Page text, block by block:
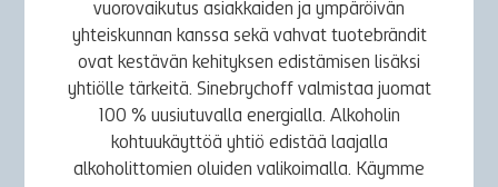
vuorovaikutus asiakkaiden ja ympäröivän
yhteiskunnan kanssa sekä vahvat tuotebrändit
ovat kestävän kehityksen edistämisen lisäksi
yhtiölle tärkeitä. Sinebrychoff valmistaa juomat
100 % uusiutuvalla energialla. Alkoholin
kohtuukäyttöä yhtiö edistää laajalla
alkoholittomien oluiden valikoimalla. Käymme